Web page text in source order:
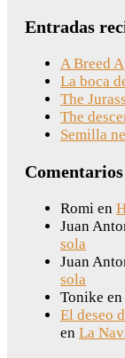
Entradas
A Breed
La boca
The
The
Semilla
Romi en
Juan
sola
Juan
sola
Tonike en
El deseo
en La